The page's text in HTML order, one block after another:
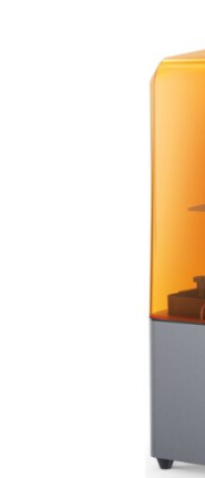
ΕΚΤΥΠΩΤΈΣ –